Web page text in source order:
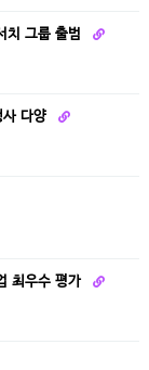
치 그룹 출범
사 다양
최우수 평가